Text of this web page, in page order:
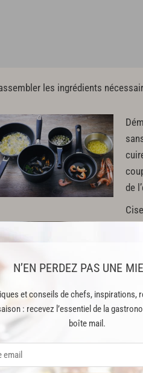
N’EN PERDEZ PAS UNE
et conseils de chefs, inspirations,
: recevez l’essentiel de la
boîte mail.
les ingrédients
de
une petit casserole, mettre
et les laisser s’ouvrir. Sortir